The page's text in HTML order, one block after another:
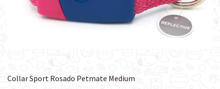
Collar Sport Rosado Petmate Medium